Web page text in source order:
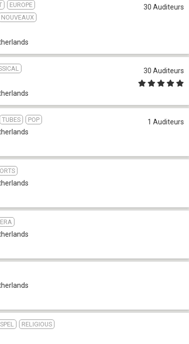
EUROPE
NOUVEAUX
30 Auditeurs
30 Auditeurs
TUBES POP 1 Auditeurs
RELIGIOUS